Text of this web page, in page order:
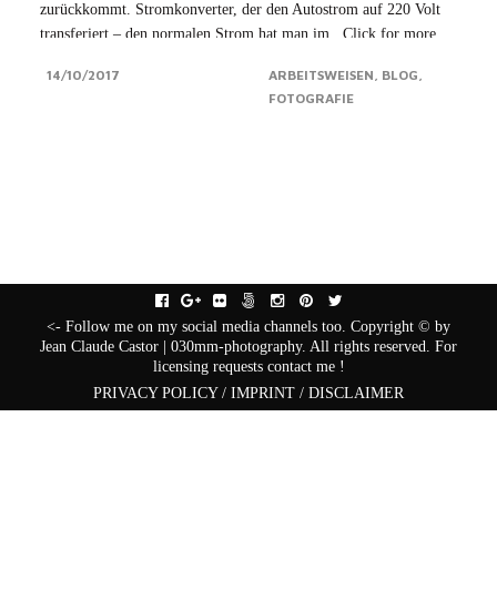
zurückkommt. Stromkonverter, der den Autostrom auf 220 Volt
transferiert – den normalen Strom hat man im...Click for more
14/10/2017 ARBEITSWEISEN BLOG
FOTOGRAFIE
facebook
gplus flickr fivehundredpx
instagrampinterest
<- Follow me on my social media channels too. Copyright © by
Jean Claude Castor | 030mm-photography. All rights reserved. For
licensing requests contact me !
PRIVACY POLICY / IMPRINT / DISCLAIMER